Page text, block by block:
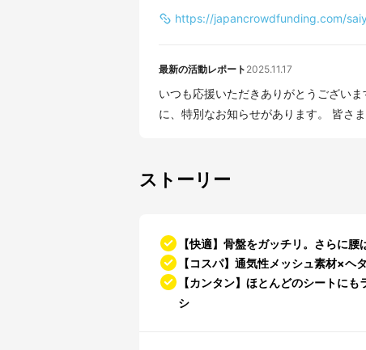
https://japancrowdfunding.com/
最新の活動レポート 2025.11.17
いつも応援いただきありがとうござい
に、特別な
ストーリー
【快適】骨盤をガッチリ。さらに
【コスパ】通気性メッシュ素材×ヘ
【カンタン】ほとんどのシートに
シ